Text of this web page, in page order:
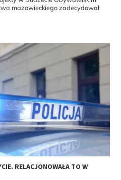
mazowieckiego zadecydował
RELACJONOWAŁA TO W